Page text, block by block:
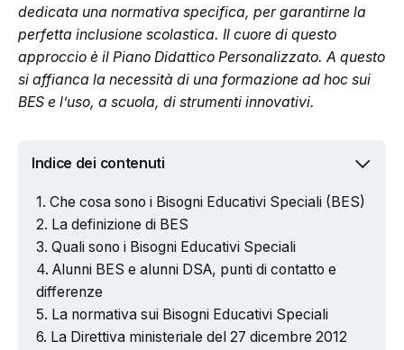
dedicata una normativa specifica, per garantirne la
perfetta inclusione scolastica. Il cuore di questo
approccio è il Piano Didattico Personalizzato. A questo
si affianca la necessità di una formazione ad hoc sui
BES e l’uso, a scuola, di strumenti innovativi.
Indice dei contenuti
Che cosa sono i Bisogni Educativi Speciali (BES)
La definizione di BES
Quali sono i Bisogni Educativi Speciali
Alunni BES e alunni DSA, punti di contatto e
differenze
La normativa sui Bisogni Educativi Speciali
La Direttiva ministeriale del 27 dicembre 2012